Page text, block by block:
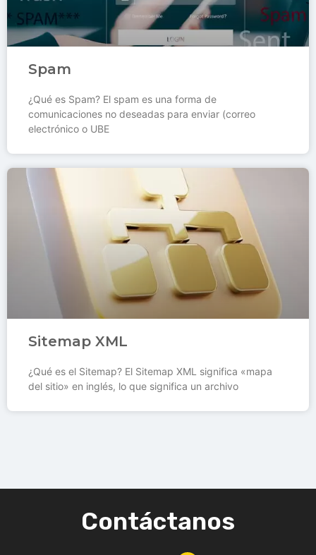
Spam
¿Qué es Spam? El spam es una forma de
comunicaciones no deseadas para enviar (correo
electrónico o UBE
Sitemap XML
¿Qué es el Sitemap? El Sitemap XML significa «mapa
del sitio» en inglés, lo que significa un archivo
Contáctanos